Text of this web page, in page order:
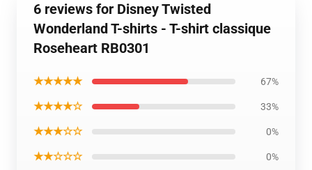
6 reviews for Disney Twisted
Wonderland T-shirts - T-shirt classique
Roseheart RB0301
★★★★★ 67%
★★★★☆ 33%
★★★☆☆ 0%
★★☆☆☆ 0%